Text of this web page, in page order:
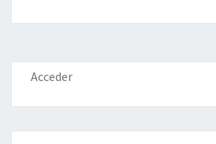
o
o
k
er dI
n
l
Acceder